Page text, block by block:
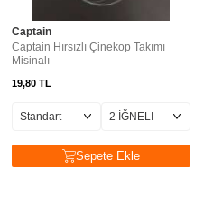
Captain
Captain Hırsızlı Çinekop Takımı
Misinalı
19,80 TL
Sepete Ekle